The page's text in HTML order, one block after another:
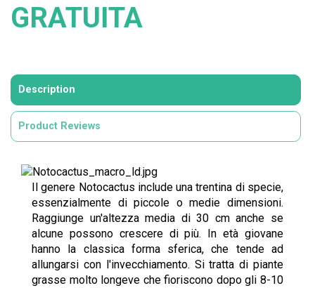
GRATUITA
Description
Product Reviews
Il genere Notocactus include una trentina di specie,
essenzialmente di piccole o medie dimensioni.
Raggiunge un'altezza media di 30 cm anche se
alcune possono crescere di più. In età giovane
hanno la classica forma sferica, che tende ad
allungarsi con l'invecchiamento. Si tratta di piante
grasse molto longeve che fioriscono dopo gli 8-10